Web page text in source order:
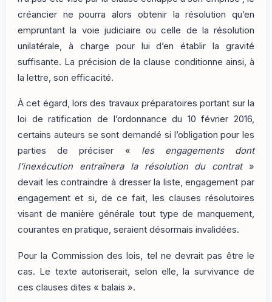
créancier ne pourra alors obtenir la résolution qu’en
empruntant la voie judiciaire ou celle de la résolution
unilatérale, à charge pour lui d’en établir la gravité
suffisante. La précision de la clause conditionne ainsi, à
la lettre, son efficacité.
À cet égard, lors des travaux préparatoires portant sur la
loi de ratification de l’ordonnance du 10 février 2016,
certains auteurs se sont demandé si l’obligation pour les
parties de préciser « les engagements dont
l’inexécution entraînera la résolution du contrat»
devait les contraindre à dresser la liste, engagement par
engagement et si, de ce fait, les clauses résolutoires
visant de manière générale tout type de manquement,
courantes en pratique, seraient désormais invalidées.
Pour la Commission des lois, tel ne devrait pas être le
cas. Le texte autoriserait, selon elle, la survivance de
ces clauses dites « balais ».